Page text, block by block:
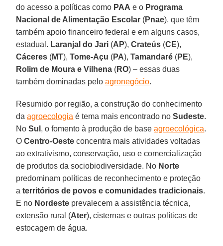
do acesso a políticas como PAA e o Programa
Nacional de Alimentação Escolar (Pnae), que têm
também apoio financeiro federal e em alguns casos,
estadual. Laranjal do Jari (AP),Crateús (CE),
Cáceres (MT),Tome-Açu (PA),Tamandaré (PE),
Rolim de Moura e Vilhena (RO) – essas duas
também dominadas peloagronegócio.
Resumido por região, a construção do conhecimento
daagroecologia é tema mais encontrado noSudeste.
NoSul , o fomento à produção de baseagroecológica.
OCentro-Oeste concentra mais atividades voltadas
ao extrativismo, conservação, uso e comercialização
de produtos da sociobiodiversidade. No Norte
predominam políticas de reconhecimento e proteção
aterritórios de povos e comunidades tradicionais.
E no Nordeste prevalecem a assistência técnica,
extensão rural (Ater), cisternas e outras políticas de
estocagem de água.